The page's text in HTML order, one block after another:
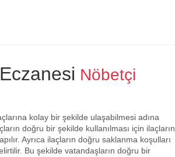
Nöbetçi
kolay bir şekilde ulaşabilmesi adına
doğru bir şekilde kullanılması için ilaçların
Ayrıca ilaçların doğru saklanma koşulları
Bu şekilde vatandaşların doğru bir